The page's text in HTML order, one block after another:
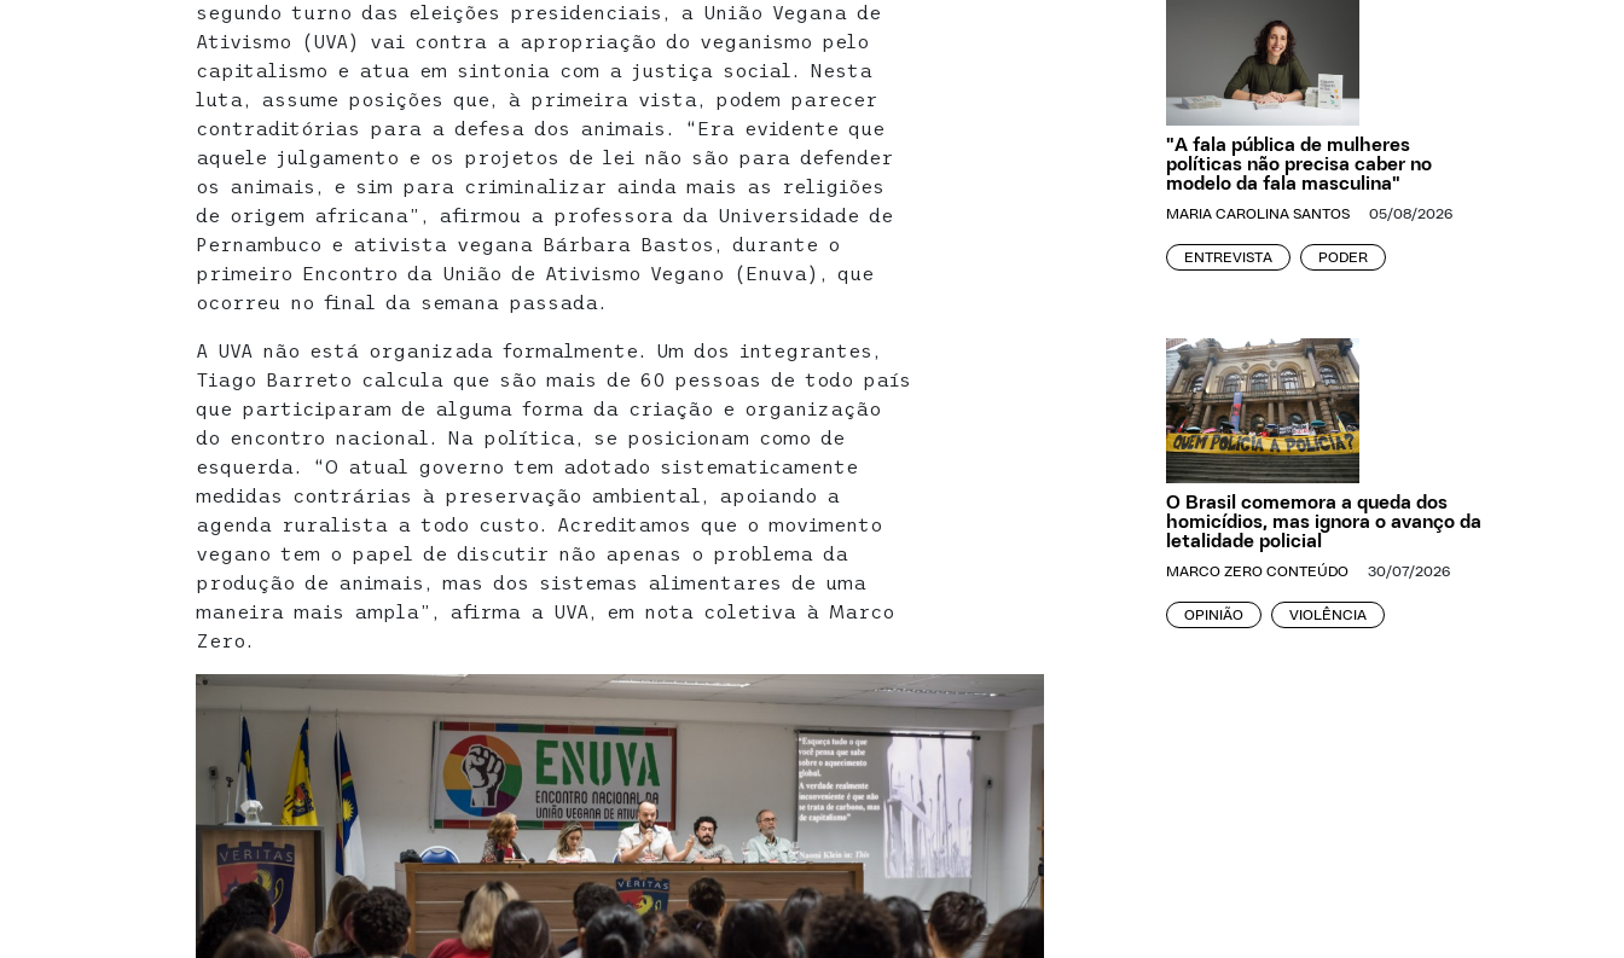
segundo turno das eleições presidenciais, a União Vegana de
Ativismo (UVA) vai contra a apropriação do veganismo pelo
capitalismo e atua em sintonia com a justiça social. Nesta
luta, assume posições que, à primeira vista, podem parecer
contraditórias para a defesa dos animais. “Era evidente que
aquele julgamento e os projetos de lei não são para defender
os animais, e sim para criminalizar ainda mais as religiões
de origem africana”, afirmou a professora da Universidade de
Pernambuco e ativista vegana Bárbara Bastos, durante o
primeiro Encontro da União de Ativismo Vegano (Enuva), que
ocorreu no final da semana passada.
A UVA não está organizada formalmente. Um dos integrantes,
Tiago Barreto calcula que são mais de 60 pessoas de todo país
que participaram de alguma forma da criação e organização
do encontro nacional. Na política, se posicionam como de
esquerda. “O atual governo tem adotado sistematicamente
medidas contrárias à preservação ambiental, apoiando a
agenda ruralista a todo custo. Acreditamos que o movimento
vegano tem o papel de discutir não apenas o problema da
produção de animais, mas dos sistemas alimentares de uma
maneira mais ampla”, afirma a UVA, em nota coletiva à Marco
Zero.
"A fala pública de mulheres
políticas não precisa caber no
modelo da fala masculina"
MARIA CAROLINA SANTOS 05/08/2026
ENTREVISTA PODER
O Brasil comemora a queda dos
homicídios, mas ignora o avanço da
letalidade policial
MARCO ZERO CONTEÚDO 30/07/2026
OPINIÃO VIOLÊNCIA